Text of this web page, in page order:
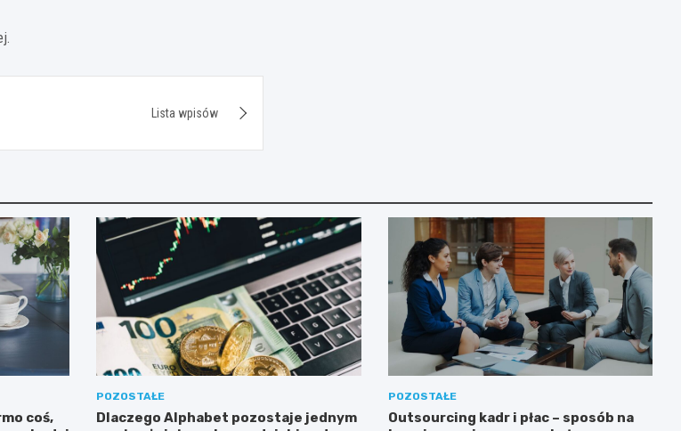
Lista wpisów
coś,
POZOSTAŁE
Dlaczego Alphabet pozostaje jednym
POZOSTAŁE
Outsourcing kadr i płac – sposób na